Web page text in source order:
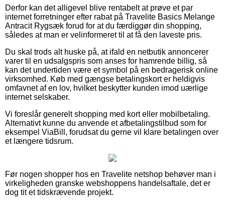
Derfor kan det alligevel blive rentabelt at prøve et par
internet forretninger efter rabat på Travelite Basics Melange
Antracit Rygsæk forud for at du færdiggør din shopping,
således at man er velinformeret til at få den laveste pris.
Du skal trods alt huske på, at ifald en netbutik annoncerer
varer til en udsalgspris som anses for hamrende billig, så
kan det undertiden være et symbol på en bedragerisk online
virksomhed. Køb med gængse betalingskort er heldigvis
omfavnet af en lov, hvilket beskytter kunden imod uærlige
internet selskaber.
Vi foreslår generelt shopping med kort eller mobilbetaling.
Alternativt kunne du anvende et afbetalingstilbud som for
eksempel ViaBill, forudsat du gerne vil klare betalingen over
et længere tidsrum.
Før nogen shopper hos en Travelite netshop behøver man i
virkeligheden granske webshoppens handelsaftale, det er
dog tit et tidskrævende projekt.